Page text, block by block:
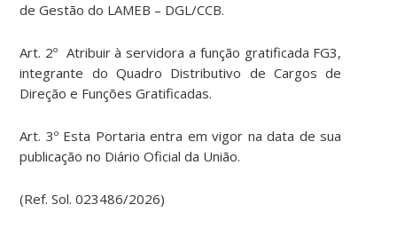
de Gestão do LAMEB – DGL/CCB.
Art. 2º Atribuir à servidora a função gratificada FG3,
integrante do Quadro Distributivo de Cargos de
Direção e Funções Gratificadas.
Art. 3º Esta Portaria entra em vigor na data de sua
publicação no Diário Oficial da União.
(Ref. Sol. 023486/2026)